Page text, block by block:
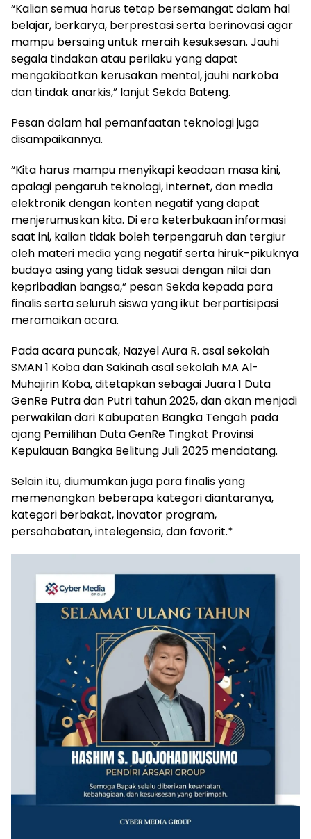
‎“Kalian semua harus tetap bersemangat dalam hal
belajar, berkarya, berprestasi serta berinovasi agar
mampu bersaing untuk meraih kesuksesan. Jauhi
segala tindakan atau perilaku yang dapat
mengakibatkan kerusakan mental, jauhi narkoba
dan tindak anarkis,” lanjut Sekda Bateng.
‎Pesan dalam hal pemanfaatan teknologi juga
disampaikannya.
‎“Kita harus mampu menyikapi keadaan masa kini,
apalagi pengaruh teknologi, internet, dan media
elektronik dengan konten negatif yang dapat
menjerumuskan kita. Di era keterbukaan informasi
saat ini, kalian tidak boleh terpengaruh dan tergiur
oleh materi media yang negatif serta hiruk-pikuknya
budaya asing yang tidak sesuai dengan nilai dan
kepribadian bangsa,” pesan Sekda kepada para
finalis serta seluruh siswa yang ikut berpartisipasi
meramaikan acara.
‎Pada acara puncak, Nazyel Aura R. asal sekolah
SMAN 1 Koba dan Sakinah asal sekolah MA Al-
Muhajirin Koba, ditetapkan sebagai Juara 1 Duta
GenRe Putra dan Putri tahun 2025, dan akan menjadi
perwakilan dari Kabupaten Bangka Tengah pada
ajang Pemilihan Duta GenRe Tingkat Provinsi
Kepulauan Bangka Belitung Juli 2025 mendatang.
‎Selain itu, diumumkan juga para finalis yang
memenangkan beberapa kategori diantaranya,
kategori berbakat, inovator program,
persahabatan, intelegensia, dan favorit.*